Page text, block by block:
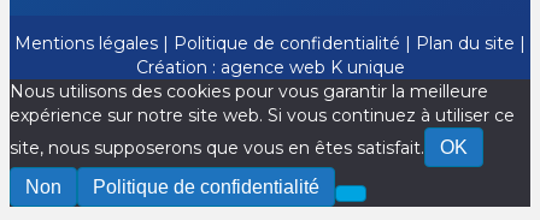
Mentions légales | Politique de confidentialité | Plan du site |
Création : agence web K unique
Nous utilisons des cookies pour vous garantir la meilleure
expérience sur notre site web. Si vous continuez à utiliser ce
site, nous supposerons que vous en êtes satisfait.
OK
Non
Politique de confidentialité